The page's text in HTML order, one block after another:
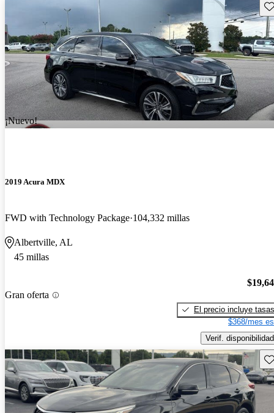
¡Nuevo!
2019 Acura MDX
FWD with Technology Package 104,332 millas
Albertville, AL
45 millas
Gran oferta
El precio incluye tasas
$368/mes
Verif. disponibilidad